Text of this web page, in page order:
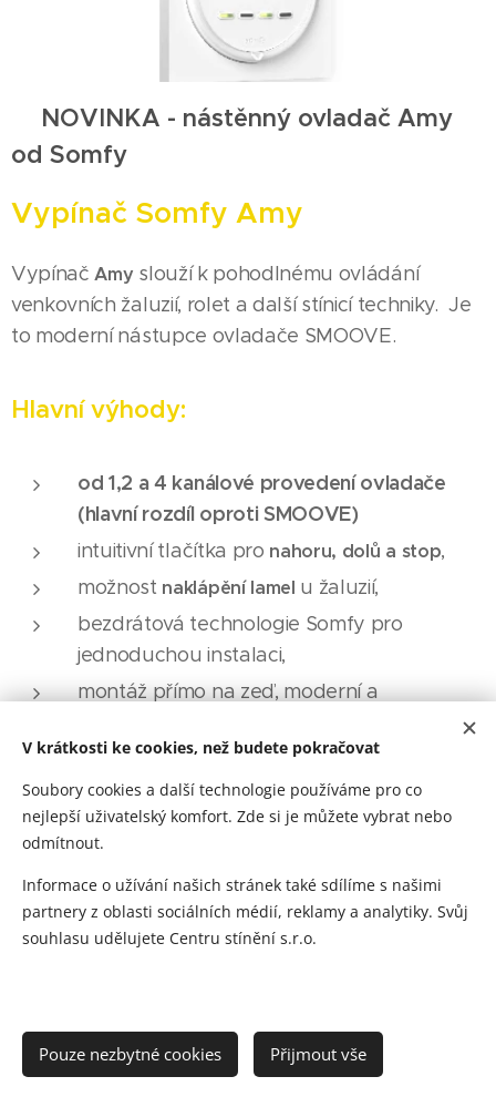
NOVINKA - nástěnný ovladač Amy
od Somfy
Vypínač Somfy Amy
VypínačAmy slouží k pohodlnému ovládání
venkovních žaluzií, rolet a další stínicí techniky. Je
to moderní nástupce ovladače SMOOVE.
Hlavní výhody:
od 1,2 a 4 kanálové provedení ovladače
(hlavní rozdíl oproti SMOOVE)
intuitivní tlačítka pro nahoru, dolů a stop,
možnost naklápění lamel u žaluzií,
bezdrátová technologie Somfy pro
jednoduchou instalaci,
montáž přímo na zeď, moderní a
kompatibilita schytrou domácností Somfy
TaHoma– ovládání i v rámci scénářů a
automatizace.
MARKÝZY-VNITŘNÍ ŽALUZIE A PLISÉ-LÁTKOVÉ ROLETY
PROTI HMYZU-CHYTRÉ STÍNĚNÍ-CARPORT PRO AUTA
Jsme specialisté na stínění a chytrou domácnost
V krátkosti ke cookies, než budete pokračovat
Soubory cookies a další technologie používáme pro co
nejlepší uživatelský komfort. Zde si je můžete vybrat nebo
odmítnout.
Informace o užívání našich stránek také sdílíme s našimi
partnery z oblasti sociálních médií, reklamy a analytiky. Svůj
souhlasu udělujete Centru stínění s.r.o.
Pouze nezbytné cookies Přijmout vše